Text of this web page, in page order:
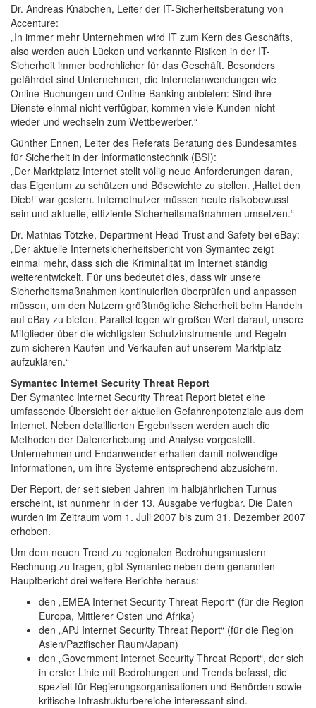
Dr. Andreas Knäbchen, Leiter der IT-Sicherheitsberatung von
Accenture:
„In immer mehr Unternehmen wird IT zum Kern des Geschäfts,
also werden auch Lücken und verkannte Risiken in der IT-
Sicherheit immer bedrohlicher für das Geschäft. Besonders
gefährdet sind Unternehmen, die Internetanwendungen wie
Online-Buchungen und Online-Banking anbieten: Sind ihre
Dienste einmal nicht verfügbar, kommen viele Kunden nicht
wieder und wechseln zum Wettbewerber.“
Günther Ennen, Leiter des Referats Beratung des Bundesamtes
für Sicherheit in der Informationstechnik (BSI):
„Der Marktplatz Internet stellt völlig neue Anforderungen daran,
das Eigentum zu schützen und Bösewichte zu stellen. ‚Haltet den
Dieb!‘ war gestern. Internetnutzer müssen heute risikobewusst
sein und aktuelle, effiziente Sicherheitsmaßnahmen umsetzen.“
Dr. Mathias Tötzke, Department Head Trust and Safety bei eBay:
„Der aktuelle Internetsicherheitsbericht von Symantec zeigt
einmal mehr, dass sich die Kriminalität im Internet ständig
weiterentwickelt. Für uns bedeutet dies, dass wir unsere
Sicherheitsmaßnahmen kontinuierlich überprüfen und anpassen
müssen, um den Nutzern größtmögliche Sicherheit beim Handeln
auf eBay zu bieten. Parallel legen wir großen Wert darauf, unsere
Mitglieder über die wichtigsten Schutzinstrumente und Regeln
zum sicheren Kaufen und Verkaufen auf unserem Marktplatz
aufzuklären.“
Symantec Internet Security Threat Report
Der Symantec Internet Security Threat Report bietet eine
umfassende Übersicht der aktuellen Gefahrenpotenziale aus dem
Internet. Neben detaillierten Ergebnissen werden auch die
Methoden der Datenerhebung und Analyse vorgestellt.
Unternehmen und Endanwender erhalten damit notwendige
Informationen, um ihre Systeme entsprechend abzusichern.
Der Report, der seit sieben Jahren im halbjährlichen Turnus
erscheint, ist nunmehr in der 13. Ausgabe verfügbar. Die Daten
wurden im Zeitraum vom 1. Juli 2007 bis zum 31. Dezember 2007
erhoben.
Um dem neuen Trend zu regionalen Bedrohungsmustern
Rechnung zu tragen, gibt Symantec neben dem genannten
Hauptbericht drei weitere Berichte heraus:
den „EMEA Internet Security Threat Report“ (für die Region
Europa, Mittlerer Osten und Afrika)
den „APJ Internet Security Threat Report“ (für die Region
Asien/Pazifischer Raum/Japan)
den „Government Internet Security Threat Report“, der sich
in erster Linie mit Bedrohungen und Trends befasst, die
speziell für Regierungsorganisationen und Behörden sowie
kritische Infrastrukturbereiche interessant sind.